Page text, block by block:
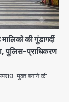
की गुंडागर्दी
पुलिस-प्राधिकरण
मुक्त बनाने की